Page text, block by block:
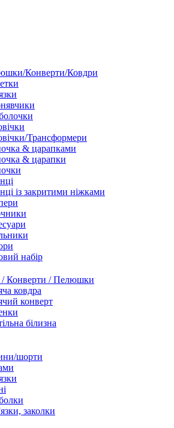
Конверти/Ковдри
Трансформери
& царапками
& царапки
із закритими ніжками
набір
/ Конверти / Пелюшки
ковдра
конверт
білизна
шорти
заколки